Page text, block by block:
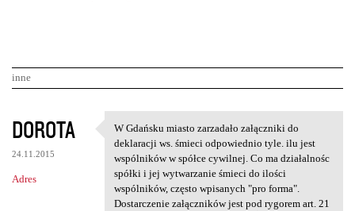
inne
K
o
m
e
DOROTA
24.11.2015
Adres
W Gdańsku miasto zarzadało
W Gdańsku miasto zarzadało załączniki do
deklaracji ws. śmieci odpowiednio tyle. ilu jest
wspólników w spółce cywilnej. Co ma działalnośc
spółki i jej wytwarzanie śmieci do ilości
wspólników, często wpisanych "pro forma".
Dostarczenie załączników jest pod rygorem art. 21